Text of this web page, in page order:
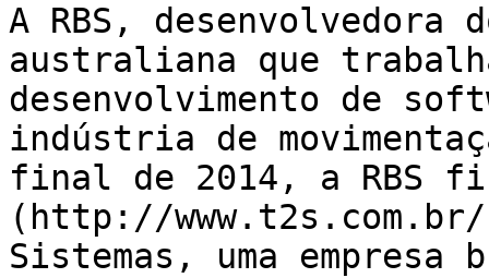
A RBS, desenvolvedora
australiana que
desenvolvimento de
indústria de
final de 2014, a RBS
(http://
Sistemas, uma